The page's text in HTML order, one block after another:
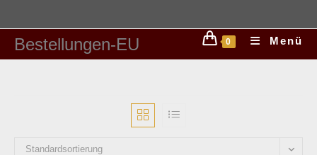
Bestellungen-EU 0 Menü
Standardsortierung